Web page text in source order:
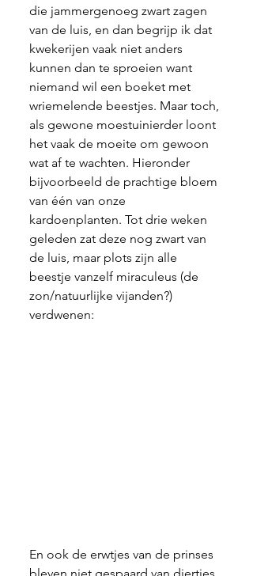
die jammergenoeg zwart zagen
van de luis, en dan begrijp ik dat
kwekerijen vaak niet anders
kunnen dan te sproeien want
niemand wil een boeket met
wriemelende beestjes. Maar toch,
als gewone moestuinierder loont
het vaak de moeite om gewoon
wat af te wachten. Hieronder
bijvoorbeeld de prachtige bloem
van één van onze
kardoenplanten. Tot drie weken
geleden zat deze nog zwart van
de luis, maar plots zijn alle
beestje vanzelf miraculeus (de
zon/natuurlijke vijanden?)
verdwenen:
En ook de erwtjes van de prinses